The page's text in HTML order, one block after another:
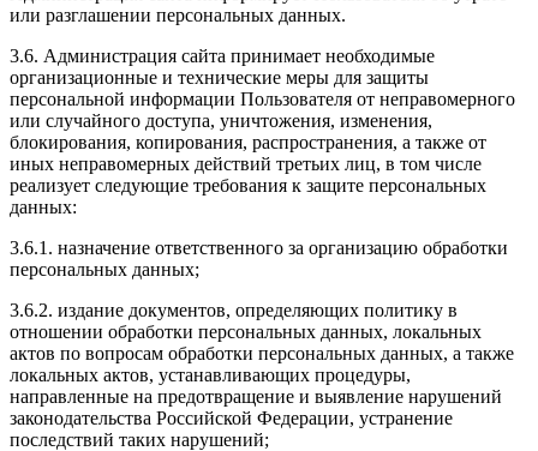
или разглашении персональных данных.
3.6. Администрация сайта принимает необходимые
организационные и технические меры для защиты
персональной информации Пользователя от неправомерного
или случайного доступа, уничтожения, изменения,
блокирования, копирования, распространения, а также от
иных неправомерных действий третьих лиц, в том числе
реализует следующие требования к защите персональных
данных:
3.6.1. назначение ответственного за организацию обработки
персональных данных;
3.6.2. издание документов, определяющих политику в
отношении обработки персональных данных, локальных
актов по вопросам обработки персональных данных, а также
локальных актов, устанавливающих процедуры,
направленные на предотвращение и выявление нарушений
законодательства Российской Федерации, устранение
последствий таких нарушений;